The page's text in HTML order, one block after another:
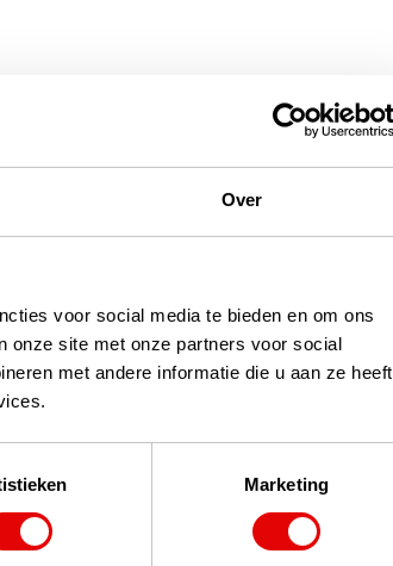
Over
voor social media te bieden en om ons
onze site met onze partners voor social
met andere informatie die u aan ze heeft
Marketing